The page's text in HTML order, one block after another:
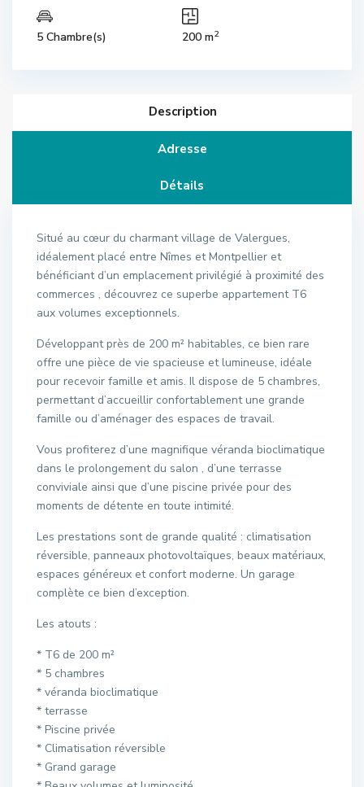
5 Chambre(s) 200 m2
Description
Adresse
Détails
Situé au cœur du charmant village de Valergues,
idéalement placé entre Nîmes et Montpellier et
bénéficiant d’un emplacement privilégié à proximité des
commerces , découvrez ce superbe appartement T6
aux volumes exceptionnels.
Développant près de 200 m² habitables, ce bien rare
offre une pièce de vie spacieuse et lumineuse, idéale
pour recevoir famille et amis. Il dispose de 5 chambres,
permettant d’accueillir confortablement une grande
famille ou d’aménager des espaces de travail.
Vous profiterez d’une magnifique véranda bioclimatique
dans le prolongement du salon , d’une terrasse
conviviale ainsi que d’une piscine privée pour des
moments de détente en toute intimité.
Les prestations sont de grande qualité : climatisation
réversible, panneaux photovoltaïques, beaux matériaux,
espaces généreux et confort moderne. Un garage
complète ce bien d’exception.
Les atouts :
* T6 de 200 m²
* 5 chambres
* véranda bioclimatique
* terrasse
* Piscine privée
* Climatisation réversible
* Grand garage